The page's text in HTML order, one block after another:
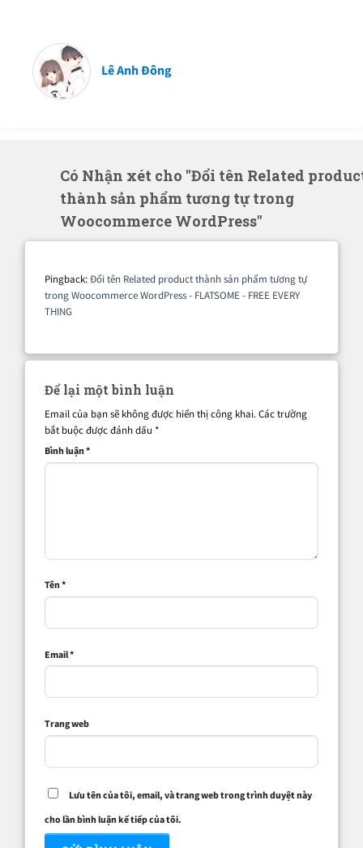
Lê Anh Đông
Có Nhận xét cho "Đổi tên Related
thành sản phẩm tương tự trong
Woocommerce WordPress"
Pingback:Đổi tên Related product thành sản phẩm tương tự
trong Woocommerce WordPress - FLATSOME - FREE EVERY
THING
Để lại một bình luận
Email của bạn sẽ không được hiển thị công khai.Các trường
bắt buộc được đánh dấu *
Bình luận*
Tên*
Email*
Trang web
Lưu tên của tôi, email, và trang web trong trình duyệt này
cho lần bình luận kế tiếp của tôi.